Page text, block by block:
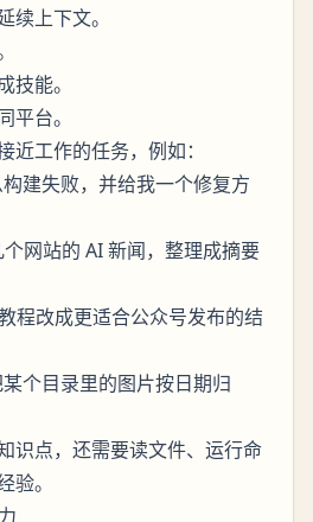
续上下文。
技能。
平台。
近工作的任务，例如：
建失败，并给我一个修复方
网站的 AI 新闻，整理成摘要
程改成更适合公众号发布的结
个目录里的图片按日期归
识点，还需要读文件、运行命
验。